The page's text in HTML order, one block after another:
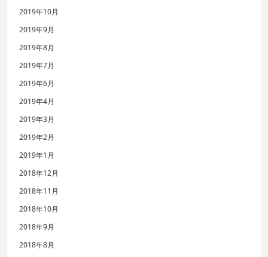
2019年10月
2019年9月
2019年8月
2019年7月
2019年6月
2019年4月
2019年3月
2019年2月
2019年1月
2018年12月
2018年11月
2018年10月
2018年9月
2018年8月